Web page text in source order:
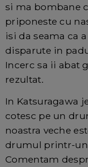
si ma bombane
priponeste cu
isi da seama ca
disparute in
Incerc sa ii abat
rezultat.
In Katsuragawa
cotesc pe un
noastra veche
drumul printr-un
Comentam